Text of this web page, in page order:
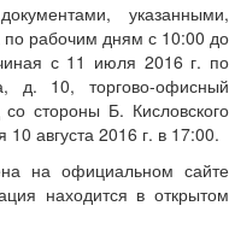
указанными,
по рабочим дням с 10:00 до
с 11 июля 2016 г. по
д. 10, торгово-офисный
стороны Б. Кисловского
августа 2016 г. в 17:00.
на официальном сайте
находится в открытом